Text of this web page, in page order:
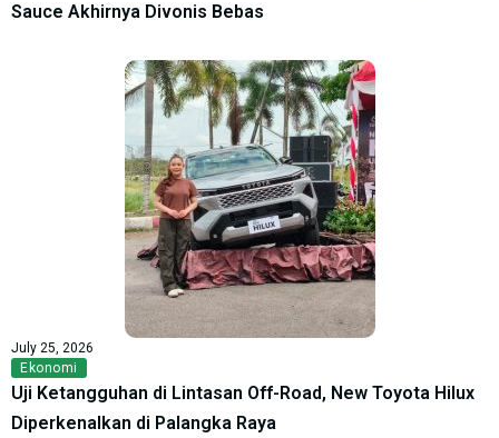
Sauce Akhirnya Divonis Bebas
July 25, 2026
Ekonomi
Uji Ketangguhan di Lintasan Off-Road, New Toyota Hilux
Diperkenalkan di Palangka Raya